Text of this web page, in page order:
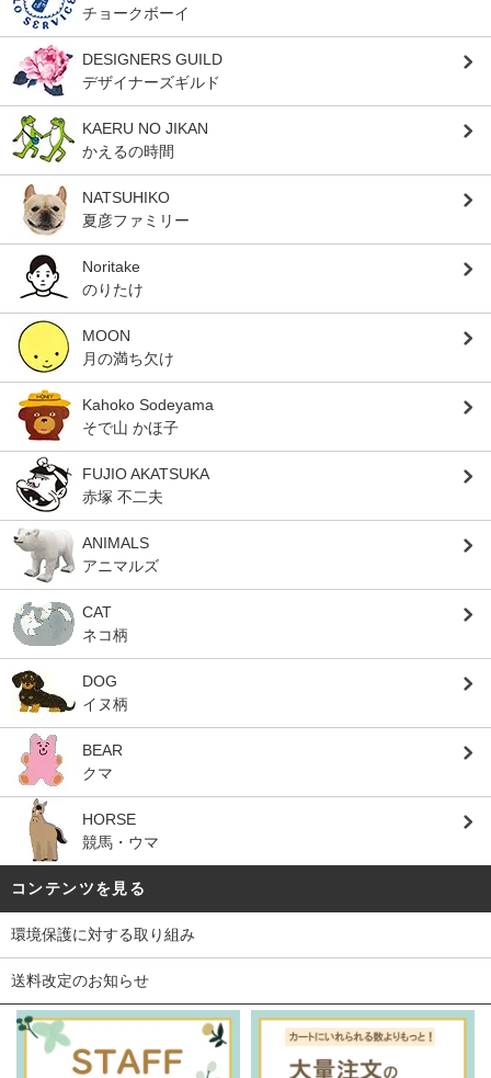
チョークボーイ
DESIGNERS GUILD
デザイナーズギルド
KAERU NO JIKAN
かえるの時間
NATSUHIKO
夏彦ファミリー
Noritake
のりたけ
MOON
月の満ち欠け
Kahoko Sodeyama
そで山 かほ子
FUJIO AKATSUKA
赤塚 不二夫
ANIMALS
アニマルズ
CAT
ネコ柄
DOG
イヌ柄
BEAR
クマ
HORSE
競馬・ウマ
コンテンツを見る
環境保護に対する取り組み
送料改定のお知らせ